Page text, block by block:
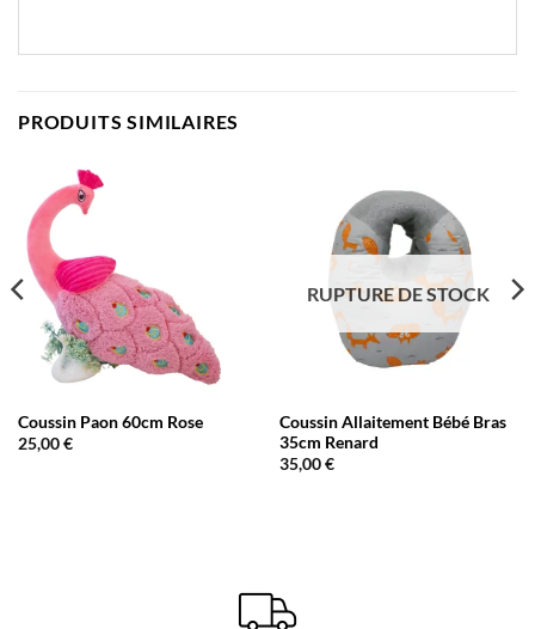
PRODUITS SIMILAIRES
Coussin Paon 60cm Rose
25,00€
RUPTURE DE STOCK
Coussin Allaitement Bébé Bras
35cm Renard
35,00€